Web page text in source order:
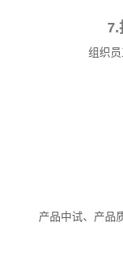
7.
组织
产品中试、产品